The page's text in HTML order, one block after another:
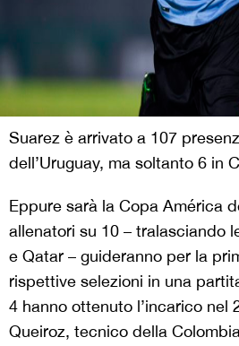
Suarez è arrivato a 107
dell’Uruguay, ma soltanto 6 in
Eppure sarà la Copa América
allenatori su 10 – tralasciando
e Qatar – guideranno per la
rispettive selezioni in una
4 hanno ottenuto l’incarico nel
Queiroz, tecnico della